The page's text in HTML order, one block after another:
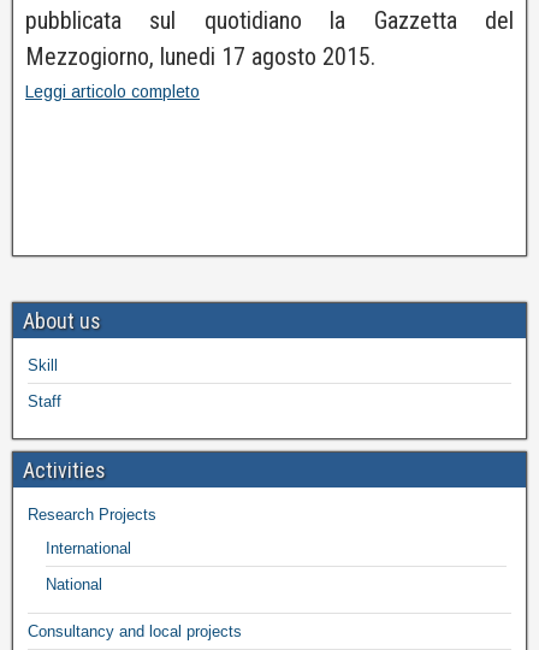
pubblicata sul quotidiano la Gazzetta del
Mezzogiorno, lunedi 17 agosto 2015.
Leggi articolo completo
About us
Skill
Staff
Activities
Research Projects
International
National
Consultancy and local projects